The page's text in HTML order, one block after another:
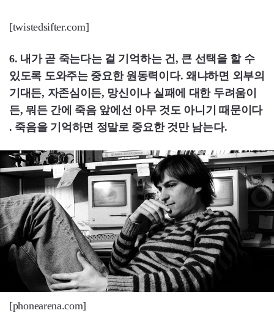
[twistedsifter.com]
6. 내가 곧 죽는다는 걸 기억하는 건, 큰 선택을 할 수
있도록 도와주는 중요한 원동력이다. 왜냐하면 외부의
기대든, 자존심이든, 망신이나 실패에 대한 두려움이
든, 뭐든 간에 죽음 앞에선 아무 것도 아니기 때문이다
. 죽음을 기억하면 정말로 중요한 것만 남는다.
[phonearena.com]